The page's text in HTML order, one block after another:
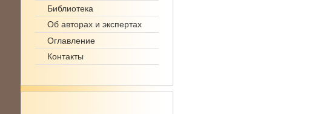
Библиотека
Об авторах и экспертах
Оглавление
Контакты